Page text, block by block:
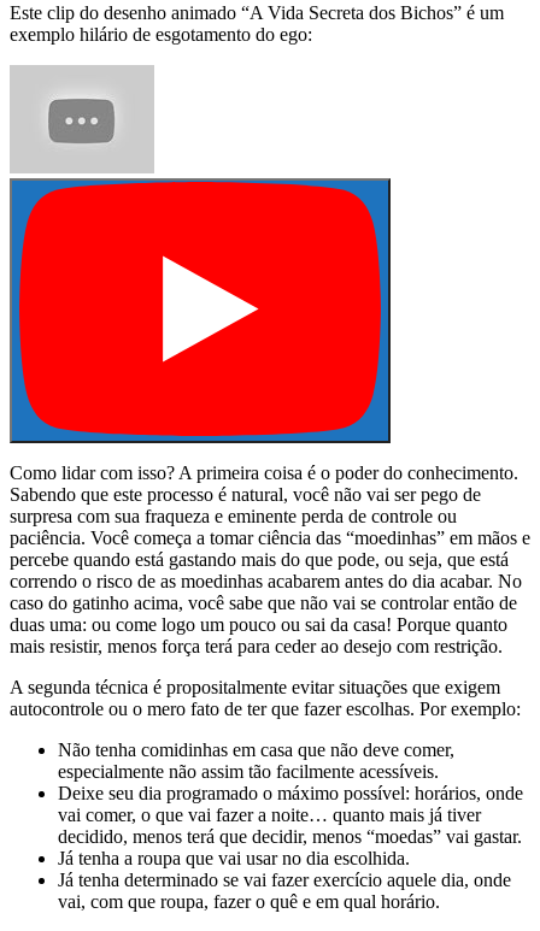
Este clip do desenho animado “A Vida Secreta dos Bichos” é um
exemplo hilário de esgotamento do ego:
Como lidar com isso? A primeira coisa é o poder do conhecimento.
Sabendo que este processo é natural, você não vai ser pego de
surpresa com sua fraqueza e eminente perda de controle ou
paciência. Você começa a tomar ciência das “moedinhas” em mãos e
percebe quando está gastando mais do que pode, ou seja, que está
correndo o risco de as moedinhas acabarem antes do dia acabar. No
caso do gatinho acima, você sabe que não vai se controlar então de
duas uma: ou come logo um pouco ou sai da casa! Porque quanto
mais resistir, menos força terá para ceder ao desejo com restrição.
A segunda técnica é propositalmente evitar situações que exigem
autocontrole ou o mero fato de ter que fazer escolhas. Por exemplo:
Não tenha comidinhas em casa que não deve comer,
especialmente não assim tão facilmente acessíveis.
Deixe seu dia programado o máximo possível: horários, onde
vai comer, o que vai fazer a noite… quanto mais já tiver
decidido, menos terá que decidir, menos “moedas” vai gastar.
Já tenha a roupa que vai usar no dia escolhida.
Já tenha determinado se vai fazer exercício aquele dia, onde
vai, com que roupa, fazer o quê e em qual horário.